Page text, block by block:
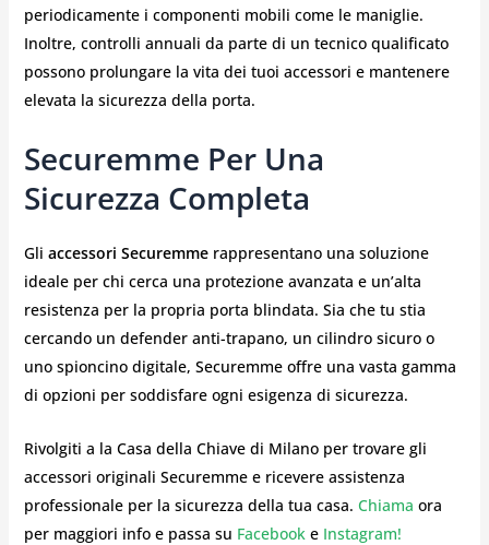
periodicamente i componenti mobili come le maniglie.
Inoltre, controlli annuali da parte di un tecnico qualificato
possono prolungare la vita dei tuoi accessori e mantenere
elevata la sicurezza della porta.
Securemme Per Una
Sicurezza Completa
Gli accessori Securemmerappresentano una soluzione
ideale per chi cerca una protezione avanzata e un’alta
resistenza per la propria porta blindata. Sia che tu stia
cercando un defender anti-trapano, un cilindro sicuro o
uno spioncino digitale, Securemme offre una vasta gamma
di opzioni per soddisfare ogni esigenza di sicurezza.
Rivolgiti a la Casa della Chiave di Milano per trovare gli
accessori originali Securemme e ricevere assistenza
professionale per la sicurezza della tua casa. Chiama ora
per maggiori info e passa su Facebook e Instagram!